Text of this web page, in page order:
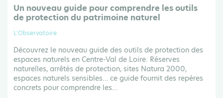
Un nouveau guide pour comprendre les outils
de protection du patrimoine naturel
L'Observatoire
Découvrez le nouveau guide des outils de protection des
espaces naturels en Centre-Val de Loire. Réserves
naturelles, arrêtés de protection, sites Natura 2000,
espaces naturels sensibles… ce guide fournit des repères
concrets pour comprendre les...